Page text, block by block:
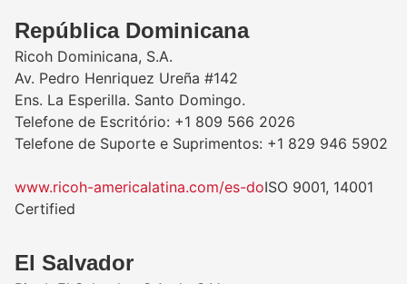
República Dominicana
Ricoh Dominicana, S.A.
Av. Pedro Henriquez Ureña #142
Ens. La Esperilla. Santo Domingo.
Telefone de Escritório: +1 809 566 2026
Telefone de Suporte e Suprimentos: +1 829 946 5902
www.ricoh-americalatina.com/es-doISO 9001, 14001
Certified
El Salvador